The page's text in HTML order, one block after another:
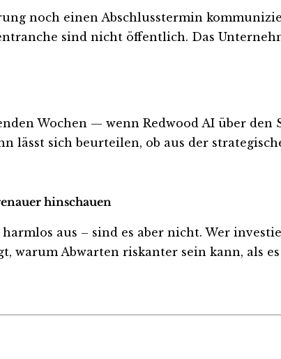
noch einen Abschlusstermin
sind nicht öffentlich. Das
Wochen — wenn Redwood AI über
lässt sich beurteilen, ob aus der
hinschauen
aus – sind es aber nicht. Wer
warum Abwarten riskanter sein kann, als